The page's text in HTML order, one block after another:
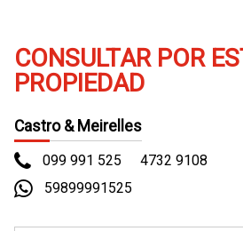
CONSULTAR POR
PROPIEDAD
Castro & Meirelles
099 991 525
4732 9108
59899991525